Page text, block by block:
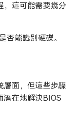
，這可能需要幾分
否能識別硬碟。
層面，但這些步驟
潛在地解決BIOS